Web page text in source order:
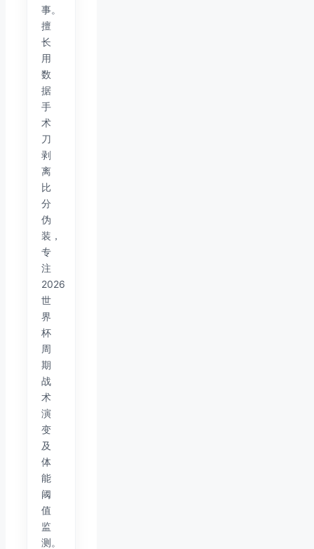
事。
擅
长
用
数
据
手
术
刀
剥
离
比
分
伪
装，
专
注
2026
世
界
杯
周
期
战
术
演
变
及
体
能
阈
值
监
测。